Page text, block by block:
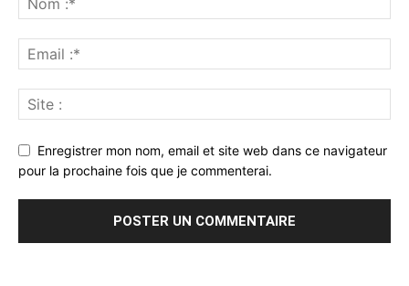
Enregistrer mon nom, email et site web dans ce navigateur
pour la prochaine fois que je commenterai.